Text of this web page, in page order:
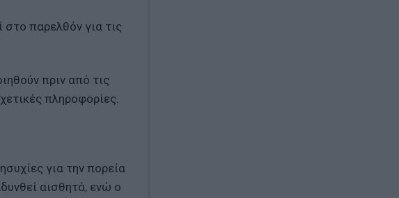
στο παρελθόν για τις
πριν από τις
πληροφορίες.
για την πορεία
αισθητά, ενώ ο